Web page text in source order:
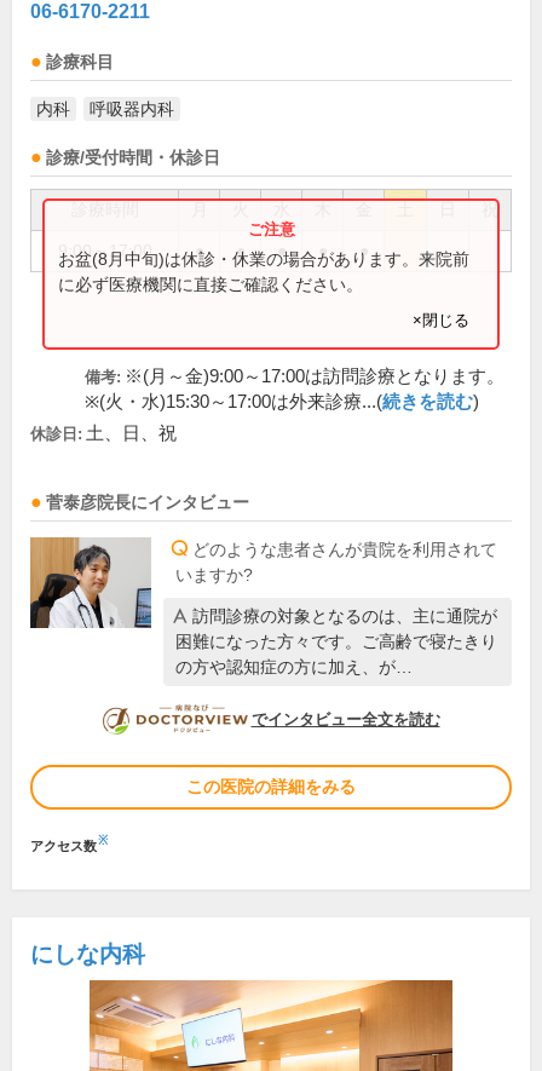
06-6170-2211
診療科目
内科 呼吸器内科
診療/受付時間・休診日
祝
9:00～17:00 ● ● ● ● ●
お盆(8月中旬)は休診・休業の場合があります。来院前
に必ず医療機関に直接ご確認ください。
×閉じる
備考: ※(月～金)9:00～17:00は訪問診療となります。
※(火・水)15:30～17:00は外来診療...(続きを読む)
休診日: 土、日、祝
菅泰彦院長にインタビュー
どのような患者さんが貴院を利用されて
いますか?
訪問診療の対象となるのは、主に通院が
困難になった方々です。ご高齢で寝たきり
の方や認知症の方に加え、が…
DOCTORVIEW
でインタビュー全文を読む
この医院の詳細をみる
アクセス数※
にしな内科